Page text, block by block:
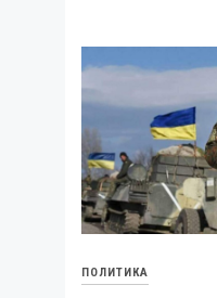
ПОЛИТИКА